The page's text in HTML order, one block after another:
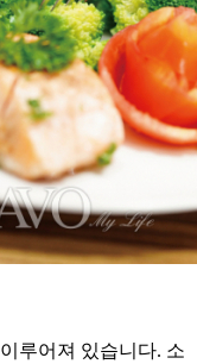
루어져 있습니다. 소